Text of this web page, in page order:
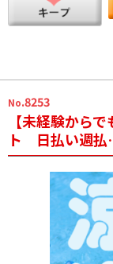
No.8253
【未経験から
ト 日払い週